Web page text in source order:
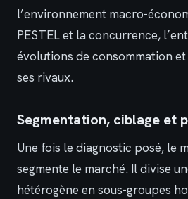
l’environnement macro-
PESTEL et la concurrence,
évolutions de consommation
ses rivaux.
Segmentation, ciblage et
Une fois le diagnostic posé, le
segmente le marché. Il divise
hétérogène en sous-groupes